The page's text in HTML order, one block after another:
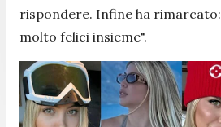
rispondere. Infine ha rimarcato:
molto felici insieme".